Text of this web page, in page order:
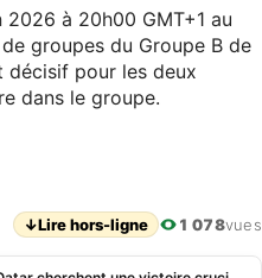
à 20h00 GMT+1 au
groupes du Groupe B de
décisif pour les deux
dans le groupe.
↓Lire hors-ligne 1 078vues